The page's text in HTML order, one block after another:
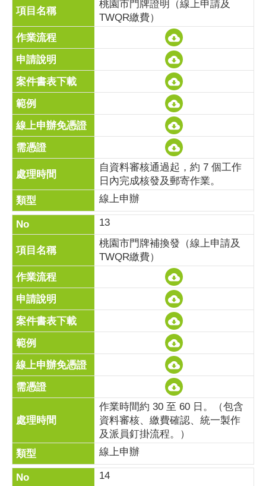
桃園市門牌證明（線上申請及
TWQR繳費）
自資料審核通過起，約 7 個工作
日內完成核發及郵寄作業。
線上申辦
13
桃園市門牌補換發（線上申請及
TWQR繳費）
作業時間約 30 至 60 日。（包含
資料審核、繳費確認、統一製作
及派員釘掛流程。）
線上申辦
14